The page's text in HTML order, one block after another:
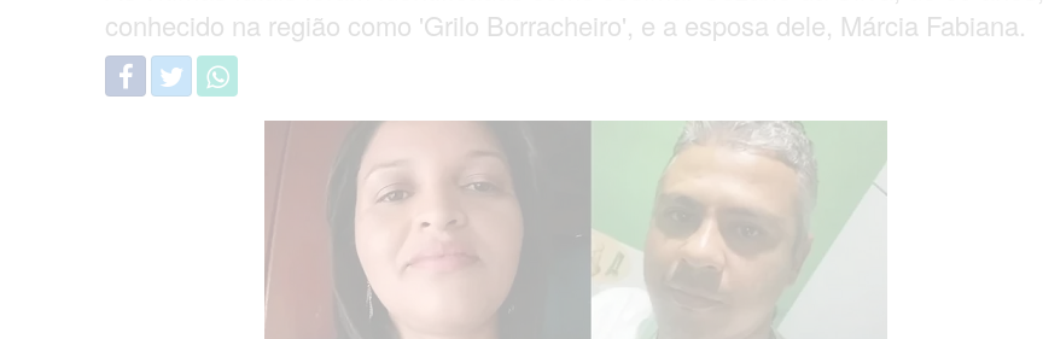
conhecido na região como 'Grilo Borracheiro', e a esposa dele, Márcia Fabiana.